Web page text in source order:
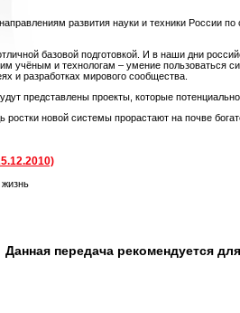
развития науки и техники России
базовой подготовкой. И в наши дни
учёным и технологам – умение пользоваться
и разработках мирового сообщества.
представлены проекты, которые
новой системы прорастают на почве
Данная передача рекомендуется